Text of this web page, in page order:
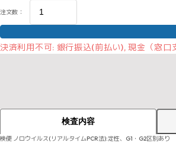
注文数：
決済利用不可: 銀行振込(前払い), 現金（窓口
検査内容
検便 ノロウイルス(リアルタイムPCR法):定性、G1・G2区別あり